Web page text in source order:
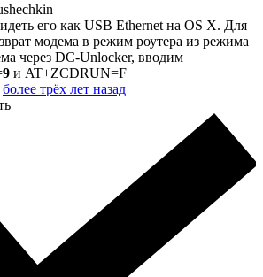
его как USB Ethernet на OS X. Для
модема в режим роутера из режима
через DC-Unlocker, вводим
9 и AT+ZCDRUN=F
более трёх лет назад